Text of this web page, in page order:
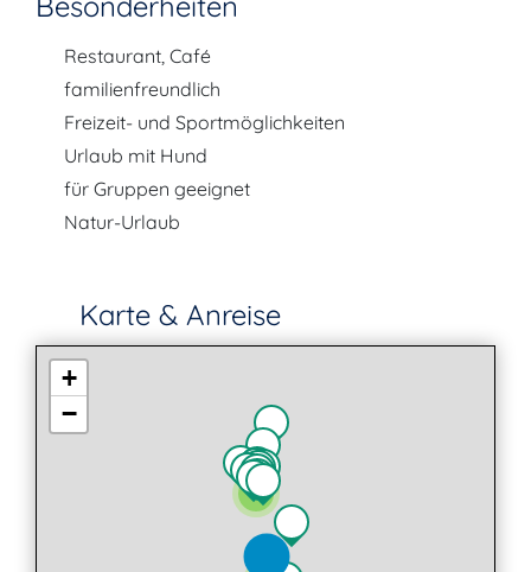
Restaurant, Café
familienfreundlich
Freizeit- und Sportmöglichkeiten
Urlaub mit Hund
für Gruppen geeignet
Natur-Urlaub
Karte & Anreise
2
+
−